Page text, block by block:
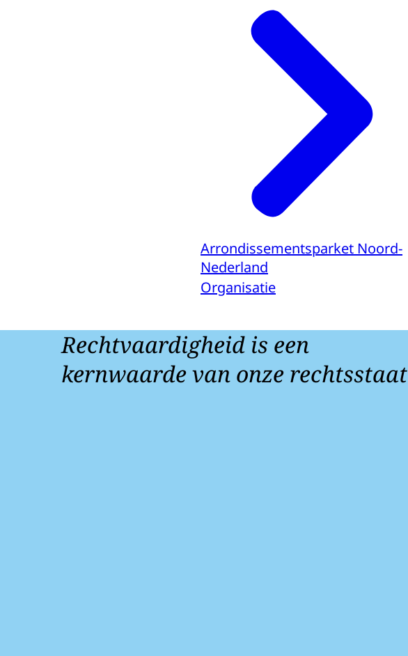
Arrondissementsparket Noord-
Nederland
Organisatie
Rechtvaardigheid is een
kernwaarde van onze rechtsstaat